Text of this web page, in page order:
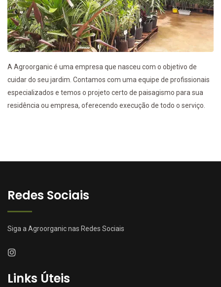
A Agroorganic é uma empresa que nasceu com o objetivo de
cuidar do seu jardim. Contamos com uma equipe de profissionais
especializados e temos o projeto certo de paisagismo para sua
residência ou empresa, oferecendo execução de todo o serviço.
Redes Sociais
Siga a Agroorganic nas Redes Sociais
Links Úteis